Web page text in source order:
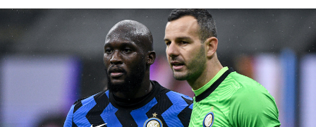
Mondiali calcio 2026
NEWSLETTER